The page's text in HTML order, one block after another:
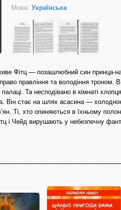
Мова: Українська
Фітц — позашлюбний син принца-
правління та володіння троном.
Та несподівано в кімнаті
Він стає на шлях асасина —
Ті, хто опиняються в їхньому
і Чейд вирушають у небезпечну